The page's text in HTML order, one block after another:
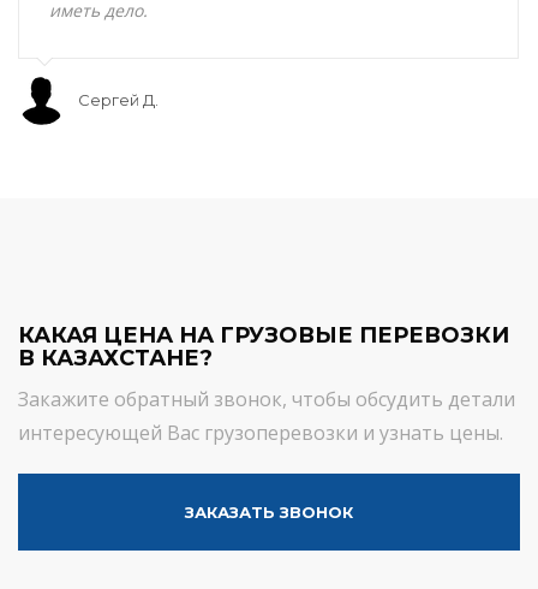
иметь дело.
Сергей Д.
КАКАЯ ЦЕНА НА ГРУЗОВЫЕ ПЕРЕВОЗКИ
В КАЗАХСТАНЕ?
Закажите обратный звонок, чтобы обсудить детали
интересующей Вас грузоперевозки и узнать цены.
ЗАКАЗАТЬ ЗВОНОК